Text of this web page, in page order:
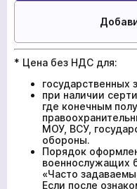
* Цена без НДС для:
государственных
при наличии
где конечным
МОУ, ВСУ,
обороны.
Порядок
военнослужащих
«Часто
Если после